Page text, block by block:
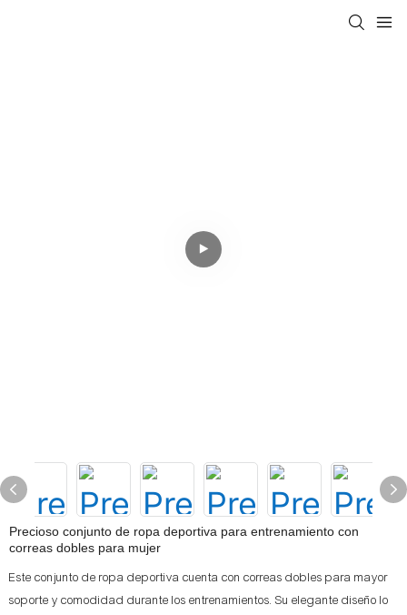
Precioso conjunto de ropa deportiva para entrenamiento con
correas dobles para mujer
Este conjunto de ropa deportiva cuenta con correas dobles para mayor
soporte y comodidad durante los entrenamientos. Su elegante diseño lo